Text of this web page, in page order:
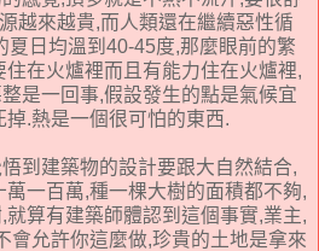
越來越貴,而人類還在繼續惡性循
夏日均溫到40-45度,那麼眼前的繁
在火爐裡而且有能力住在火爐裡,
是一回事,假設發生的點是氣候宜
.熱是一個很可怕的東西.
到建築物的設計要跟大自然結合,
一百萬,種一棵大樹的面積都不夠,
算有建築師體認到這個事實,業主,
會允許你這麼做,珍貴的土地是拿來